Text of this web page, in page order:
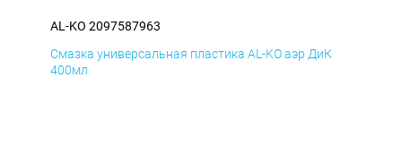
AL-KO 2097587963
Смазка универсальная пластика AL-KO аэр ДиК
400мл